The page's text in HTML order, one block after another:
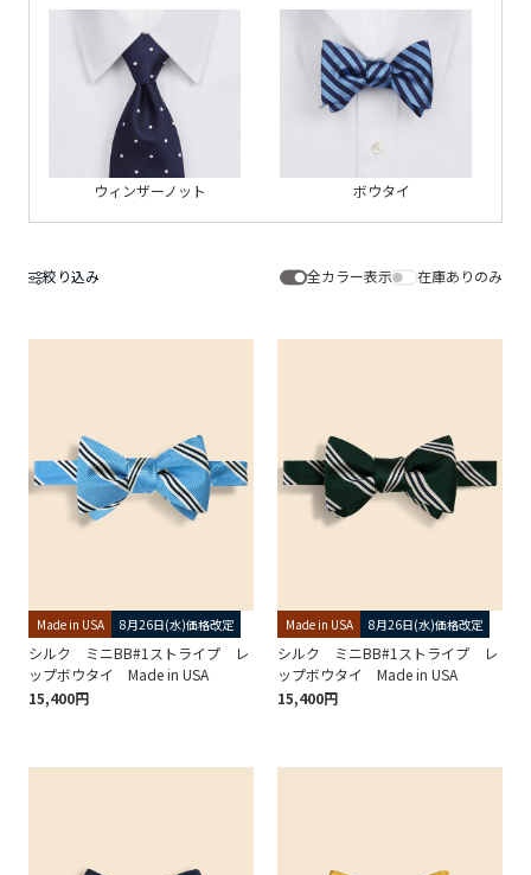
ウィンザーノット ボウタイ
絞り込み 全カラー表示 在庫ありのみ
Made in USA 8月26日(水)価格改定
シルク ミニBB#1ストライプ レ
ップボウタイ Made in USA
15,400円
Made in USA 8月26日(水)価格改定
シルク ミニBB#1ストライプ レ
ップボウタイ Made in USA
15,400円